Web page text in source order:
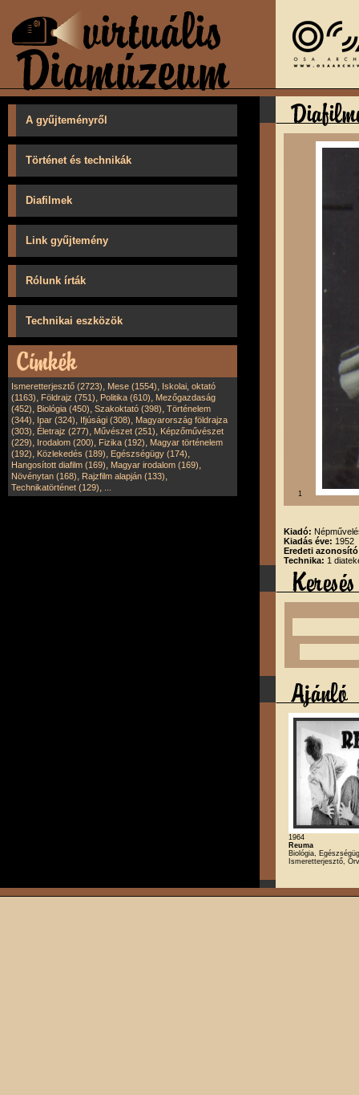
A gyűjteményről
Történet és technikák
Diafilmek
Link gyűjtemény
Rólunk írták
Technikai eszközök
Ismeretterjesztő (2723), Mese (1554), Iskolai, oktató
(1163), Földrajz (751), Politika (610), Mezőgazdaság
(452), Biológia (450), Szakoktató (398), Történelem
(344), Ipar (324), Ifjúsági (308), Magyarország földrajza
(303), Életrajz (277), Művészet (251), Képzőművészet
(229), Irodalom (200), Fizika (192), Magyar történelem
(192), Közlekedés (189), Egészségügy (174),
Hangosított diafilm (169), Magyar irodalom (169),
Növénytan (168), Rajzfilm alapján (133),
Technikatörténet (129),
1
Kiadó:
Kiadás éve: 1952
Eredeti
Technika: 1
1964
Reuma
Biológia,
Ismeretterjesztő,